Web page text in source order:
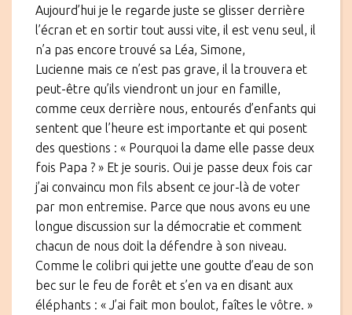
Aujourd’hui je le regarde juste se glisser derrière
l’écran et en sortir tout aussi vite, il est venu seul, il
n’a pas encore trouvé sa Léa, Simone,
Lucienne mais ce n’est pas grave, il la trouvera et
peut-être qu’ils viendront un jour en famille,
comme ceux derrière nous, entourés d’enfants qui
sentent que l’heure est importante et qui posent
des questions : « Pourquoi la dame elle passe deux
fois Papa ? » Et je souris. Oui je passe deux fois car
j’ai convaincu mon fils absent ce jour-là de voter
par mon entremise. Parce que nous avons eu une
longue discussion sur la démocratie et comment
chacun de nous doit la défendre à son niveau.
Comme le colibri qui jette une goutte d’eau de son
bec sur le feu de forêt et s’en va en disant aux
éléphants : « J’ai fait mon boulot, faîtes le vôtre. »